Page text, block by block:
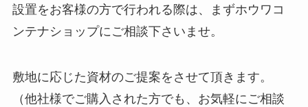
設置をお客様の方で行われる際は、まずホウワコ
ンテナショップにご相談下さいませ。
敷地に応じた資材のご提案をさせて頂きます。
（他社様でご購入された方でも、お気軽にご相談